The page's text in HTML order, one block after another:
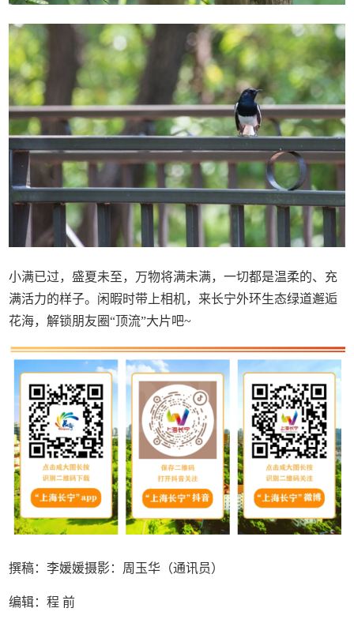
小满已过，盛夏未至，万物将满未满，一切都是温柔的、充
满活力的样子。闲暇时带上相机，来长宁外环生态绿道邂逅
花海，解锁朋友圈“顶流”大片吧~
撰稿：李媛媛摄影：周玉华（通讯员）
编辑：程 前